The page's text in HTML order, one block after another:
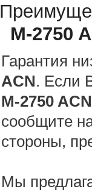
M-2750
Гарантия
AСN. Если
M-2750 AСN
сообщите
стороны,
Мы